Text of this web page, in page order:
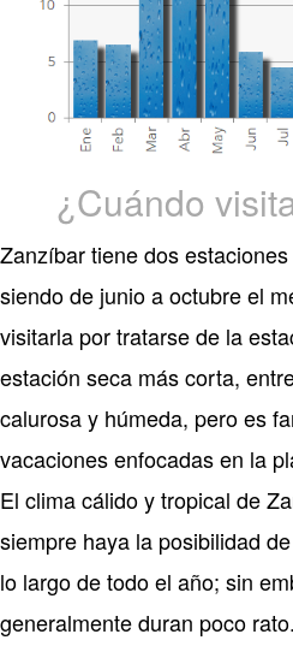
¿Cuándo
Zanzíbar tiene dos
siendo de junio a octubre el
visitarla por tratarse de la
estación seca más corta,
calurosa y húmeda, pero es
vacaciones enfocadas en la
El clima cálido y tropical de
siempre haya la posibilidad
lo largo de todo el año; sin
generalmente duran poco rato.